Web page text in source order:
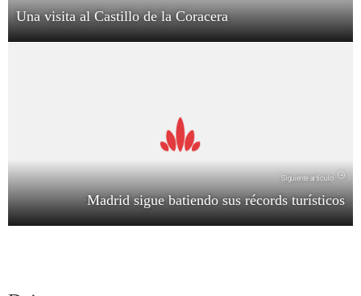
Una visita al Castillo de la Coracera
Siguiente artículo
Madrid sigue batiendo sus récords turísticos